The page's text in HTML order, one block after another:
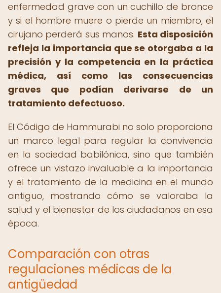
enfermedad grave con un cuchillo de bronce
y si el hombre muere o pierde un miembro, el
cirujano perderá sus manos. Esta disposición
refleja la importancia que se otorgaba a la
precisión y la competencia en la práctica
médica, así como las consecuencias
graves que podían derivarse de un
tratamiento defectuoso.
El Código de Hammurabi no solo proporciona
un marco legal para regular la convivencia
en la sociedad babilónica, sino que también
ofrece un vistazo invaluable a la importancia
y el tratamiento de la medicina en el mundo
antiguo, mostrando cómo se valoraba la
salud y el bienestar de los ciudadanos en esa
época.
Comparación con otras
regulaciones médicas de la
antigüedad